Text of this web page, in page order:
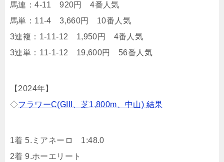
馬連：4-11 920円 4番人気
馬単：11-4 3,660円 10番人気
3連複：1-11-12 1,950円 4番人気
3連単：11-1-12 19,600円 56番人気
【2024年】
◇フラワーC(GIII、芝1,800m、中山) 結果
1着 5.ミアネーロ 1:48.0
2着 9.ホーエリート